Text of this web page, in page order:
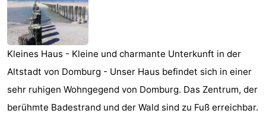
Buitenhof
Domburg
Hof
Domburg
-
Westhove
Hotels
Zimmer
Kleines Haus - Kleine und charmante Unterkunft in der
Altstadt von Domburg - Unser Haus befindet sich in einer
sehr ruhigen Wohngegend von Domburg. Das Zentrum, der
berühmte Badestrand und der Wald sind zu Fuß erreichbar.